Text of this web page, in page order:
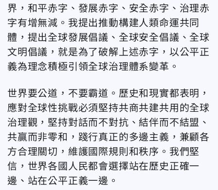
界，和平赤字、發展赤字、安全赤字、治理赤
字有增無減。我提出推動構建人類命運共同
體，提出全球發展倡議、全球安全倡議、全球
文明倡議，就是為了破解上述赤字，以公平正
義為理念積極引領全球治理體系變革。
世界要公道，不要霸道。歷史和現實都表明，
應對全球性挑戰必須堅持共商共建共用的全球
治理觀，堅持對話而不對抗、結伴而不結盟、
共贏而非零和，踐行真正的多邊主義，兼顧各
方合理關切，維護國際規則和秩序。我們堅
信，世界各國人民都會選擇站在歷史正確一
邊、站在公平正義一邊。